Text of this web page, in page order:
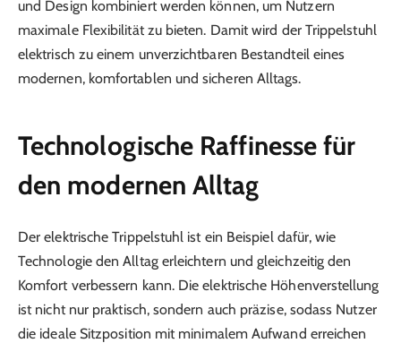
und Design kombiniert werden können, um Nutzern
maximale Flexibilität zu bieten. Damit wird der Trippelstuhl
elektrisch zu einem unverzichtbaren Bestandteil eines
modernen, komfortablen und sicheren Alltags.
Technologische Raffinesse für
den modernen Alltag
Der elektrische Trippelstuhl ist ein Beispiel dafür, wie
Technologie den Alltag erleichtern und gleichzeitig den
Komfort verbessern kann. Die elektrische Höhenverstellung
ist nicht nur praktisch, sondern auch präzise, sodass Nutzer
die ideale Sitzposition mit minimalem Aufwand erreichen